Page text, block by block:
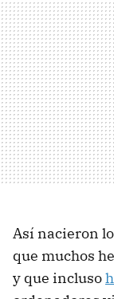
Así nacieron
que muchos
y que incluso